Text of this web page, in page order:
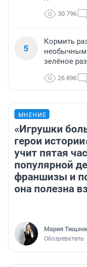
30 796
5
Кормить
необычным
зелёное
26 896
МНЕНИЕ
«Игрушки
герои
учит пятая
популярной
франшизы и
она полезна
Мария
Обозреватель